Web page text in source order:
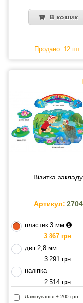
В кошик
Продано: 12 шт.
Візитка закладу
Артикул: 2704
пластик 3 мм
3 867 грн
двп 2,8 мм
3 291 грн
наліпка
2 514 грн
Ламінування + 200 грн